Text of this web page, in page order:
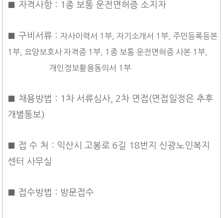
■ 자격사항 : 1종 보통 운전면허증 소지자
■ 구비서류 :자사이력서 1부, 자기소개서 1부, 주민등록등본
1부, 요양보호사 자격증 1부, 1종 보통 운전면허증 사본 1부,
개인정보활용동의서 1부
■ 채용방법 : 1차 서류심사, 2차 면접(면접일정은 추후
개별통보)
■ 접 수 처 : 익산시 고봉로 6길 18번지 신광노인복지
센터 사무실
■ 접수방법 : 방문접수